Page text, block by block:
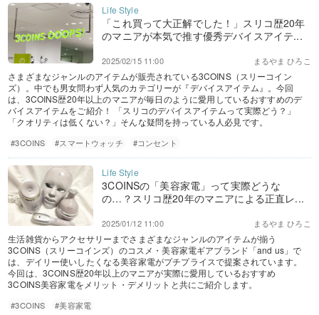
「これ買って大正解でした！」スリコ歴20年
のマニアが本気で推す優秀デバイスアイテ...
まるやま ひろこ
2025/02/15 11:00
さまざまなジャンルのアイテムが販売されている3COINS（スリーコイン
ズ）。中でも男女問わず人気のカテゴリーが『デバイスアイテム』。今回
は、3COINS歴20年以上のマニアが毎日のように愛用しているおすすめのデ
バイスアイテムをご紹介！ 「スリコのデバイスアイテムって実際どう？」
「クオリティは低くない？」そんな疑問を持っている人必見です。
#3COINS #スマートウォッチ #コンセント
3COINSの「美容家電」って実際どうな
の…？スリコ歴20年のマニアによる正直レ...
まるやま ひろこ
2025/01/12 11:00
生活雑貨からアクセサリーまでさまざまなジャンルのアイテムが揃う
3COINS（スリーコインズ）のコスメ・美容家電ギアブランド「and us」で
は、デイリー使いしたくなる美容家電がプチプライスで提案されています。
今回は、3COINS歴20年以上のマニアが実際に愛用しているおすすめ
3COINS美容家電をメリット・デメリットと共にご紹介します。
#3COINS #美容家電